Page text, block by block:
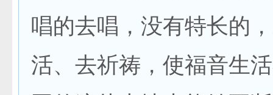
唱的去唱，没有特长的
活、去祈祷，使福音生